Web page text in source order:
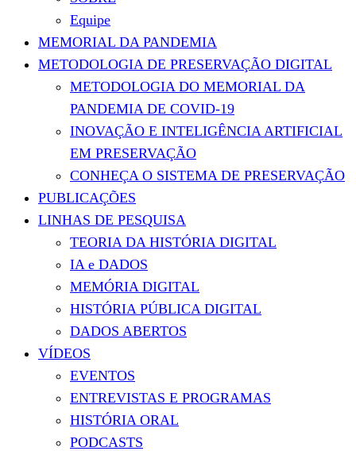
Equipe
MEMORIAL DA PANDEMIA
METODOLOGIA DE PRESERVAÇÃO DIGITAL
METODOLOGIA DO MEMORIAL DA
PANDEMIA DE COVID-19
INOVAÇÃO E INTELIGÊNCIA ARTIFICIAL
EM PRESERVAÇÃO
CONHEÇA O SISTEMA DE PRESERVAÇÃO
PUBLICAÇÕES
LINHAS DE PESQUISA
TEORIA DA HISTÓRIA DIGITAL
IA e DADOS
MEMÓRIA DIGITAL
HISTÓRIA PÚBLICA DIGITAL
DADOS ABERTOS
VÍDEOS
EVENTOS
ENTREVISTAS E PROGRAMAS
HISTÓRIA ORAL
PODCASTS